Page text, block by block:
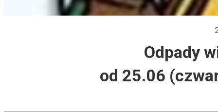
Protest w Bydgoszczy 2013
Dzień Działkowca 2014
Dzień Działkowca 2015
Odpady
od 25.06